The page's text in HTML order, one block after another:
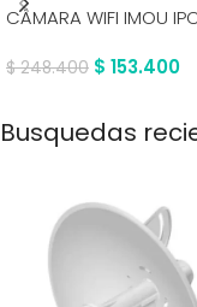
CÁMARA WIFI IMOU
$248.400 $ 153.400
Busquedas